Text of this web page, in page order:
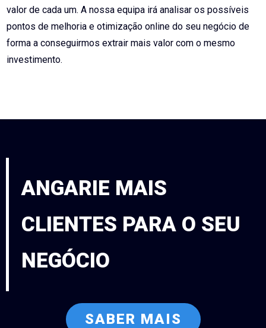
valor de cada um. A nossa equipa irá analisar os possíveis
pontos de melhoria e otimização online do seu negócio de
forma a conseguirmos extrair mais valor com o mesmo
investimento.
ANGARIE MAIS
CLIENTES PARA O SEU
NEGÓCIO
SABER MAIS